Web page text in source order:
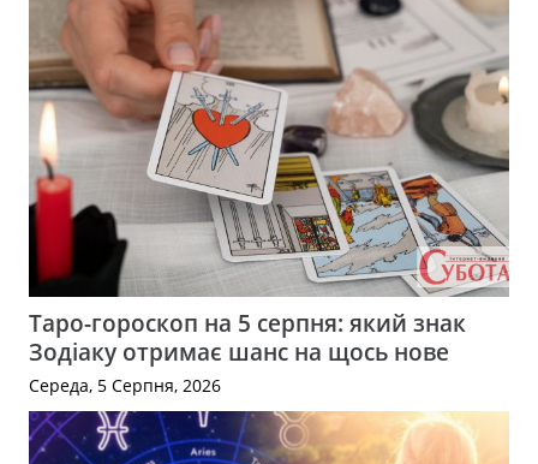
Таро-гороскоп на 5 серпня: який знак
Зодіаку отримає шанс на щось нове
Середа, 5 Серпня, 2026